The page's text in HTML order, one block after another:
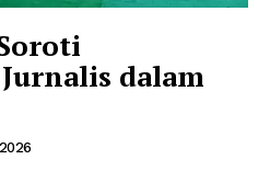
dalam